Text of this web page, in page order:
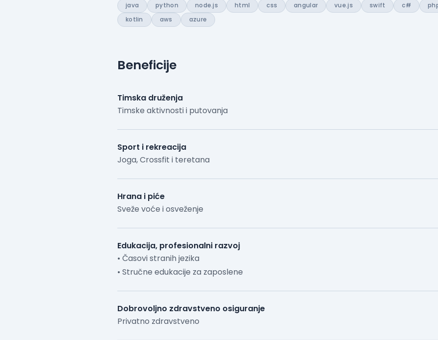
java python node.js html css angular vue.js swift c#
kotlin
aws azure
Beneficije
Timska druženja
Timske aktivnosti i putovanja
Sport i rekreacija
Joga, Crossfit i teretana
Hrana i piće
Sveže voće i osveženje
Edukacija, profesionalni razvoj
• Časovi stranih jezika
• Stručne edukacije za zaposlene
Dobrovoljno zdravstveno osiguranje
Privatno zdravstveno